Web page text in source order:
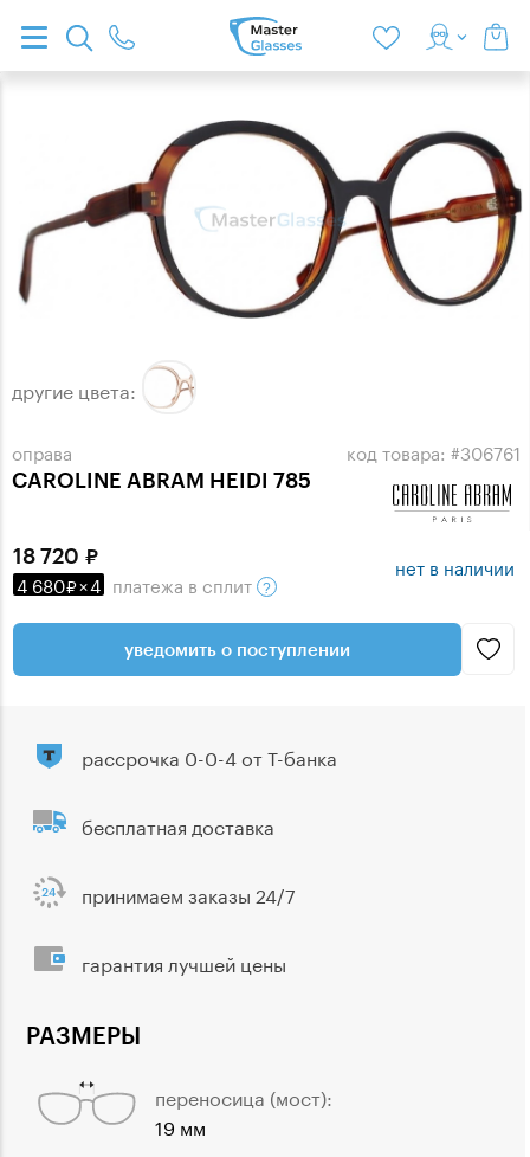
оправа
CAROLINE ABRAM HEIDI 785
код товара: #306761
другие цвета:
18 720
4 680 ×4 платежа в сплит
нет в наличии
уведомить о поступлении
РАЗМЕРЫ
переносица (мост):
19 мм
рассрочка 0-0-4 от Т-банка
бесплатная доставка
принимаем заказы 24/7
гарантия лучшей цены